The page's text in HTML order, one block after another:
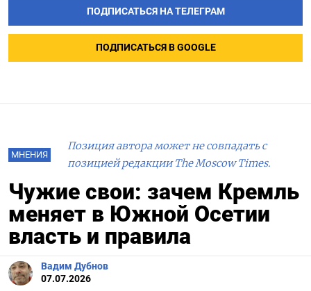
ПОДПИСАТЬСЯ НА ТЕЛЕГРАМ
ПОДПИСАТЬСЯ В GOOGLE
МНЕНИЯ
Позиция автора может не совпадать с
позицией редакции The Moscow Times.
Чужие свои: зачем Кремль
меняет в Южной Осетии
власть и правила
Вадим Дубнов
07.07.2026